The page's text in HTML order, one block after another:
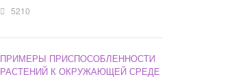
5210
ПРИМЕРЫ ПРИСПОСОБЛЕННОСТИ
РАСТЕНИЙ К ОКРУЖАЮЩЕЙ СРЕДЕ